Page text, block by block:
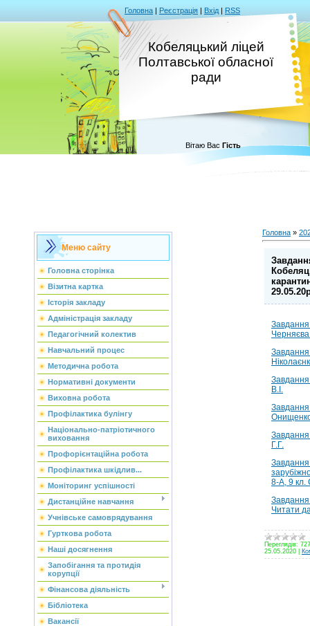
Головна | Реєстрація | Вхід | RSS
Кобеляцький ліцей
Полтавської обласної
ради
Вітаю Вас Гість
Меню сайту
Головна сторінка
Візитна картка
Історія закладу
Адміністрація закладу
Педагогічний колектив
Навчальний процес
Методична робота
Нормативні документи
Виховна робота
Профілактика булінгу
Національно-патріотичного
виховання
Профорієнтаційна робота
Профілактика шкідлив...
Моніторинг успішності
Дистанційне навчання
Учнівське самоврядування
Гурткова робота
Наші досягнення
Запобігання та протидія
корупції
Фінансова діяльність
Бібліотека
Вакансії
Головна »
Завдання
Черняєва
Завдання
Завдання
В.І.
Завдання
Г.Г.
Завдання
8-А, 9 кл.
Завдання
Читати
Переглядів: 727
25.05.2020